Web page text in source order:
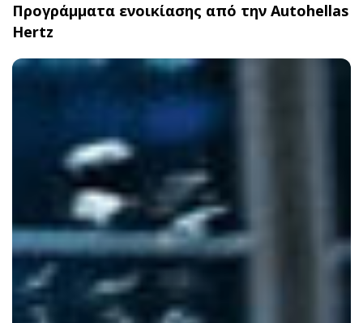
Προγράμματα ενοικίασης από την Autohellas
Hertz